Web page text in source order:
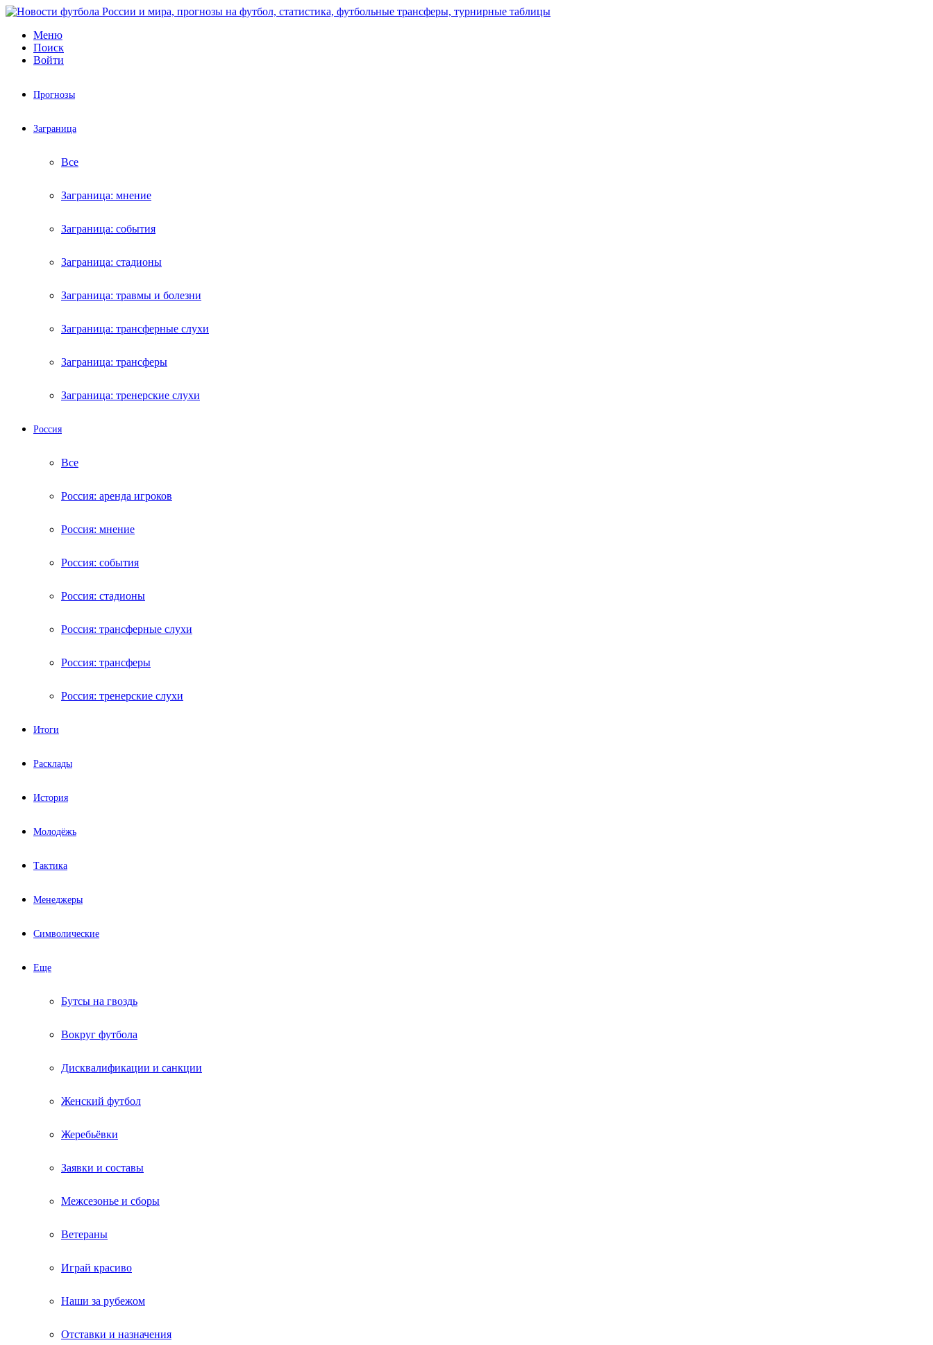
Меню
Поиск
Войти
Прогнозы
Заграница
Все
Заграница: мнение
Заграница: события
Заграница: стадионы
Заграница: травмы и болезни
Заграница: трансферные слухи
Заграница: трансферы
Заграница: тренерские слухи
Россия
Все
Россия: аренда игроков
Россия: мнение
Россия: события
Россия: стадионы
Россия: трансферные слухи
Россия: трансферы
Россия: тренерские слухи
Итоги
Расклады
История
Молодёжь
Тактика
Менеджеры
Символические
Еще
Бутсы на гвоздь
Вокруг футбола
Дисквалификации и санкции
Женский футбол
Жеребьёвки
Заявки и составы
Межсезонье и сборы
Ветераны
Играй красиво
Наши за рубежом
Отставки и назначения